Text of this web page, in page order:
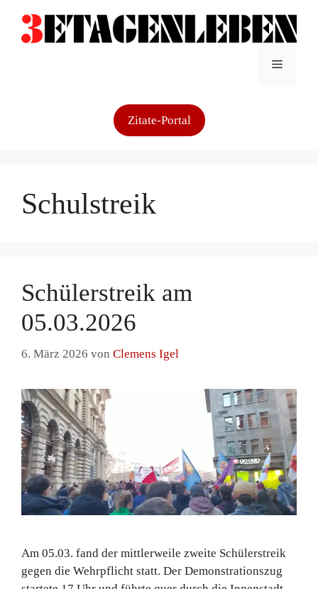
Inhalt
springen
Menü
Zitate-Portal
Schulstreik
Schülerstreik am
05.03.2026
6. März 2026 von Clemens Igel
Am 05.03. fand der mittlerweile zweite Schülerstreik
gegen die Wehrpflicht statt. Der Demonstrationszug